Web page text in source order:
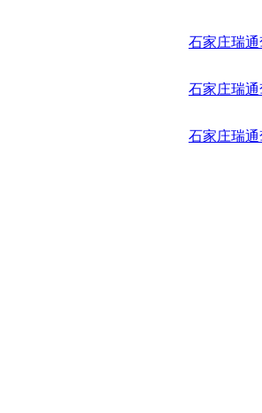
石家庄瑞
石家庄瑞
石家庄瑞